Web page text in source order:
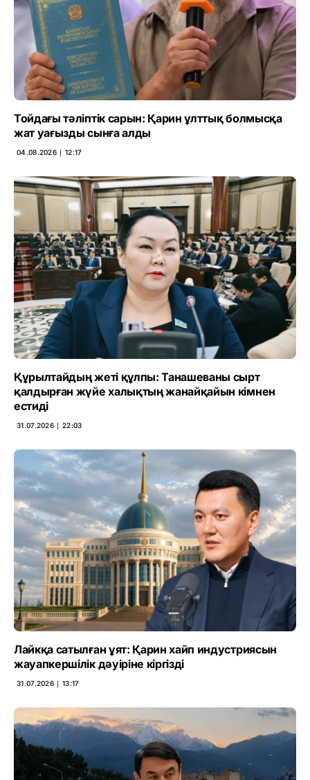
Тойдағы тәліптік сарын: Қарин ұлттық болмысқа
жат уағызды сынға алды
04.08.2026 ∣ 12:17
Құрылтайдың жеті құлпы: Танашеваны сырт
қалдырған жүйе халықтың жанайқайын кімнен
естиді
31.07.2026 ∣ 22:03
Лайкқа сатылған ұят: Қарин хайп индустриясын
жауапкершілік дәуіріне кіргізді
31.07.2026 ∣ 13:17